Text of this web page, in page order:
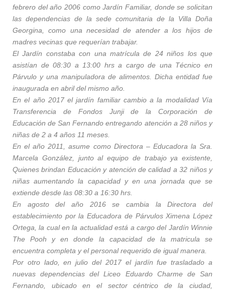
febrero del año 2006 como Jardín Familiar, donde se solicitan
las dependencias de la sede comunitaria de la Villa Doña
Georgina, como una necesidad de atender a los hijos de
madres vecinas que requerían trabajar.
El Jardín constaba con una matrícula de 24 niños los que
asistían de 08:30 a 13:00 hrs a cargo de una Técnico en
Párvulo y una manipuladora de alimentos. Dicha entidad fue
inaugurada en abril del mismo año.
En el año 2017 el jardín familiar cambio a la modalidad Vía
Transferencia de Fondos Junji de la Corporación de
Educación de San Fernando entregando atención a 28 niños y
niñas de 2 a 4 años 11 meses.
En el año 2011, asume como Directora – Educadora la Sra.
Marcela González, junto al equipo de trabajo ya existente,
Quienes brindan Educación y atención de calidad a 32 niños y
niñas aumentando la capacidad y en una jornada que se
extiende desde las 08:30 a 16:30 hrs.
En agosto del año 2016 se cambia la Directora del
establecimiento por la Educadora de Párvulos Ximena López
Ortega, la cual en la actualidad está a cargo del Jardín Winnie
The Pooh y en donde la capacidad de la matricula se
encuentra completa y el personal requerido de igual manera.
Por otro lado, en julio del 2017 el jardín fue trasladado a
nuevas dependencias del Liceo Eduardo Charme de San
Fernando, ubicado en el sector céntrico de la ciudad,